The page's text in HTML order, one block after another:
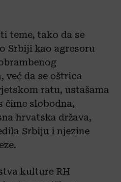
teme, tako da se
Srbiji kao agresoru
već da se oštrica
ratu, ustašama
čime slobodna,
hrvatska država,
Srbiju i njezine
kulture RH